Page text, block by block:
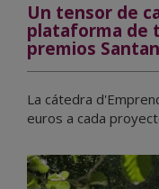
Un tensor de
plataforma de
premios
La cátedra
euros a cada